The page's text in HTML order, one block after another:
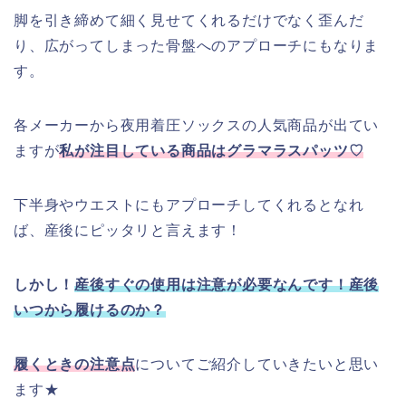
脚を引き締めて細く見せてくれるだけでなく歪んだ
り、広がってしまった骨盤へのアプローチにもなりま
す。
各メーカーから夜用着圧ソックスの人気商品が出てい
ますが私が注目している商品はグラマラスパッツ♡
下半身やウエストにもアプローチしてくれるとなれ
ば、産後にピッタリと言えます！
しかし！産後すぐの使用は注意が必要なんです！産後
いつから履けるのか？
履くときの注意点についてご紹介していきたいと思い
ます★